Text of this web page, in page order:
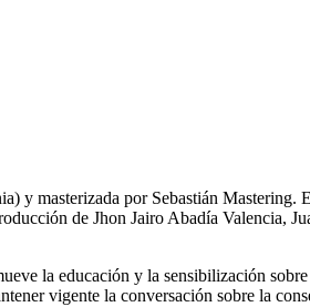
y masterizada por Sebastián
de Jhon Jairo Abadía Valencia,
la educación y la sensibilización
vigente la conversación sobre la